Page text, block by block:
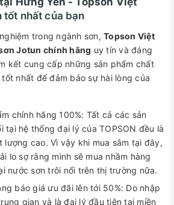
tốt nhất của bạn
trong ngành sơn, Topson Việt
Jotun chính hãng uy tín và đáng
kết cung cấp những sản phẩm chất
nhất để đảm bảo sự hài lòng của
chính hãng 100%: Tất cả các sản
tại hệ thống đại lý của TOPSON đều là
lượng cao. Vì vậy khi mua sắm tại đây,
lo sợ rằng mình sẽ mua nhầm hàng
nước sơn trôi nổi trên thị trường nữa.
báo giá ưu đãi lên tới 50%: Do nhập
gian và là đại lý đầu tiên tại miền